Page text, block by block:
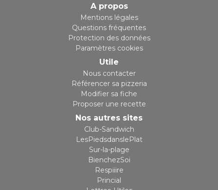
A propos
Mentions légales
Questions fréquentes
Protection des données
Paramètres cookies
Utile
Nous contacter
Référencer sa pizzeria
Modifier sa fiche
Proposer une recette
Nos autres sites
Club-Sandwich
LesPiedsdanslePlat
Sur-la-plage
BienchezSoi
Respiiire
Princial